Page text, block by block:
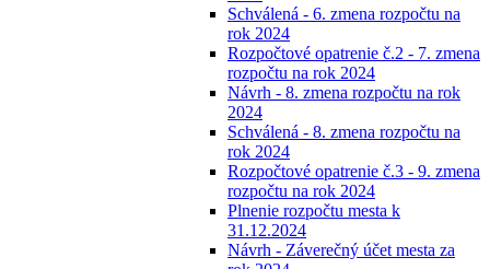
Schválená - 6. zmena rozpočtu na
rok 2024
Rozpočtové opatrenie č.2 - 7. zmena
rozpočtu na rok 2024
Návrh - 8. zmena rozpočtu na rok
2024
Schválená - 8. zmena rozpočtu na
rok 2024
Rozpočtové opatrenie č.3 - 9. zmena
rozpočtu na rok 2024
Plnenie rozpočtu mesta k
31.12.2024
Návrh - Záverečný účet mesta za